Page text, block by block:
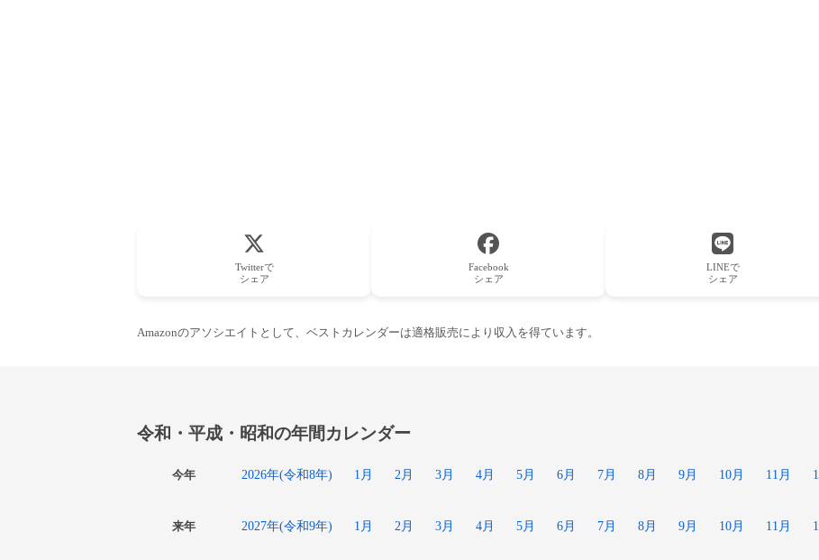
Twitterで
シェア
Facebook
シェア
LINEで
シェア
Amazonのアソシエイトとして、ベストカレンダーは適格販売により収入を得ています。
令和・平成・昭和の年間カレンダー
今年 2026年(令和8年) 1月 2月 3月 4月 5月 6月 7月 8月 9月 10月 11月
来年 2027年(令和9年) 1月 2月 3月 4月 5月 6月 7月 8月 9月 10月 11月